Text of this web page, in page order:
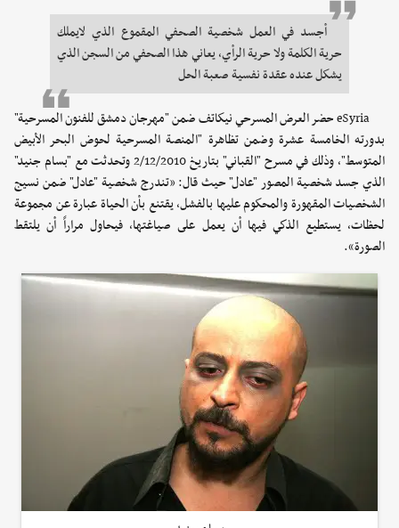
أجسد في العمل شخصية الصحفي المقموع الذي لايملك
حرية الكلمة ولا حرية الرأي، يعاني هذا الصحفي من السجن الذي
يشكل عنده عقدة نفسية صعبة الحل
eSyria حضر العرض المسرحي نيكاتف ضمن "مهرجان دمشق للفنون المسرحية"
بدورته الخامسة عشرة وضمن تظاهرة "المنصة المسرحية لحوض البحر الأبيض
المتوسط"، وذلك في مسرح "القباني" بتاريخ 2/12/2010 وتحدثت مع "بسام جنيد"
الذي جسد شخصية المصور "عادل" حيث قال: «تندرج شخصية "عادل" ضمن نسيج
الشخصيات المقهورة والمحكوم عليها بالفشل، يقتنع بأن الحياة عبارة عن مجموعة
لحظات، يستطيع الذكي فيها أن يعمل على صياغتها، فيحاول مراراً أن يلتقط
الصورة».